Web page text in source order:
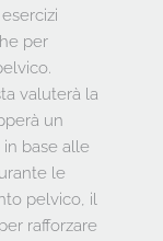
per
valuterà la
un
base alle
le
pelvico, il
rafforzare